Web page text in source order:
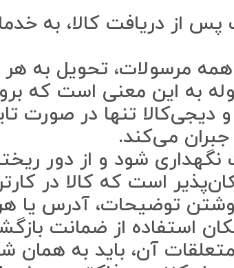
باید حداکثر طی 24 ساعت پس از
همه مرسولات، تحویل
به این معنی است که
تنها در صورت
می‌‏کند.
شود و از دور
است که کالا در
توضیحات، آدرس یا
استفاده از ضمانت
آن، باید به